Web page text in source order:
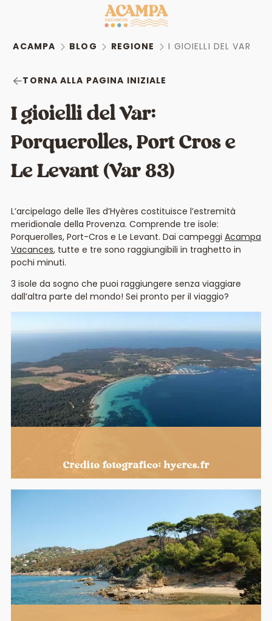
ACAMPA BLOG REGIONE I GIOIELLI DEL VAR
TORNA ALLA PAGINA INIZIALE
I gioielli del Var:
Porquerolles, Port Cros e
Le Levant (Var 83)
L’arcipelago delle îles d’Hyères costituisce l’estremità
meridionale della Provenza. Comprende tre isole:
Porquerolles, Port-Cros e Le Levant. Dai campeggi Acampa
Vacances, tutte e tre sono raggiungibili in traghetto in
pochi minuti.
3 isole da sogno che puoi raggiungere senza viaggiare
dall’altra parte del mondo! Sei pronto per il viaggio?
Credito fotografico: hyeres.fr